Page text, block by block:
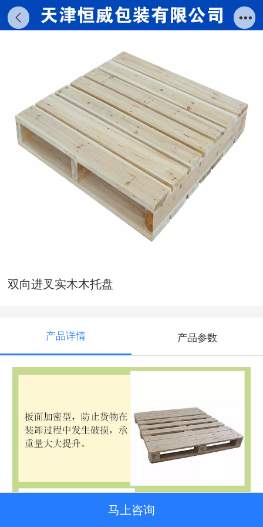
双向进叉实木木托盘
产品详情 产品参数
马上咨询